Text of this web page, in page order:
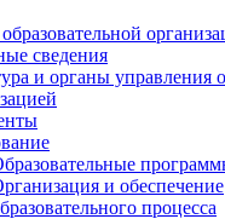
сведения
и органы управления
и обеспечение
процесса